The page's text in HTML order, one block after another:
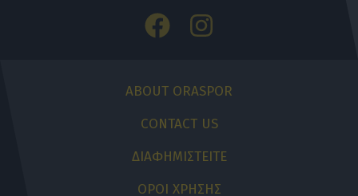
ABOUT ORASPOR
CONTACT US
ΔΙΑΦΗΜΙΣΤΕΙΤΕ
ΟΡΟΙ ΧΡΗΣΗΣ